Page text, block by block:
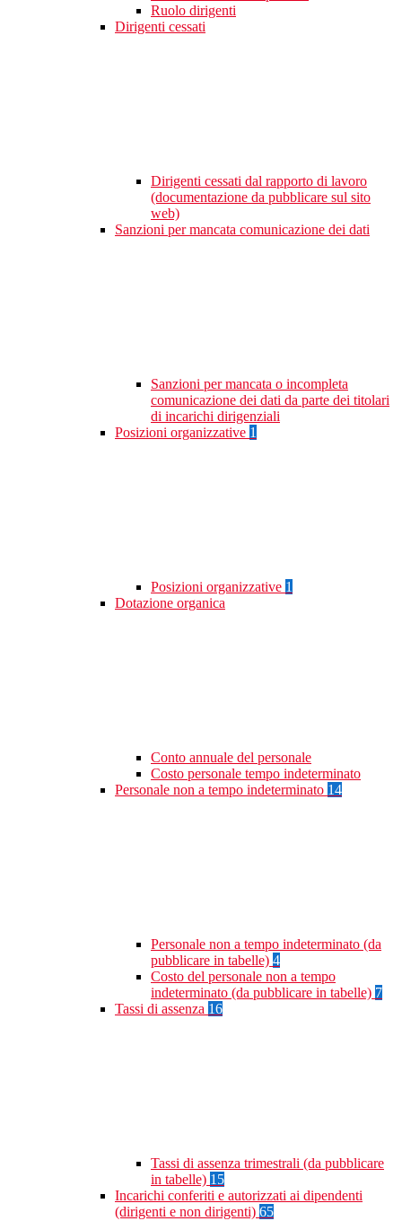
Ruolo dirigenti
Dirigenti cessati
Dirigenti cessati dal rapporto di lavoro
(documentazione da pubblicare sul sito
web)
Sanzioni per mancata comunicazione dei dati
Sanzioni per mancata o incompleta
comunicazione dei dati da parte dei titolari
di incarichi dirigenziali
Posizioni organizzative 1
Posizioni organizzative 1
Dotazione organica
Conto annuale del personale
Costo personale tempo indeterminato
Personale non a tempo indeterminato 14
Personale non a tempo indeterminato (da
pubblicare in tabelle) 4
Costo del personale non a tempo
indeterminato (da pubblicare in tabelle) 7
Tassi di assenza 16
Tassi di assenza trimestrali (da pubblicare
in tabelle) 15
Incarichi conferiti e autorizzati ai dipendenti
(dirigenti e non dirigenti) 65